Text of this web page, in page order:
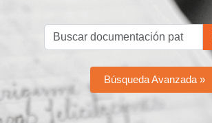
Búsqueda Avanzada »